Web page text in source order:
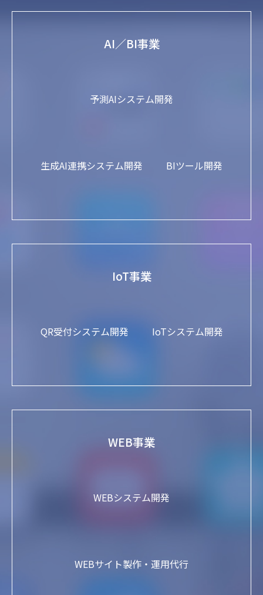
AI／BI事業
予測AIシステム開発
生成AI連携システム開発 BIツール開発
IoT事業
QR受付システム開発 IoTシステム開発
WEB事業
WEBシステム開発
WEBサイト製作・運用代行